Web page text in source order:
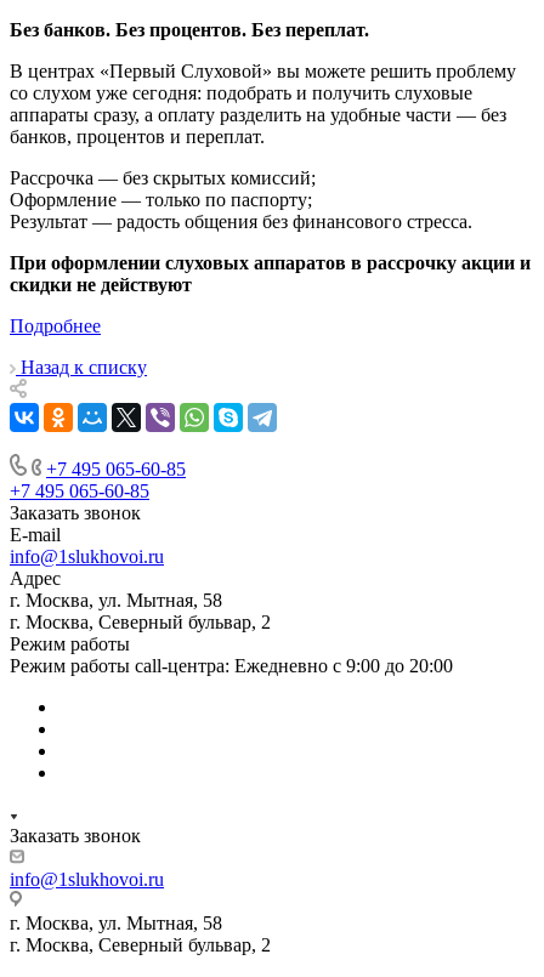
Без банков. Без процентов. Без переплат.
В центрах «Первый Слуховой» вы можете решить проблему
со слухом уже сегодня: подобрать и получить слуховые
аппараты сразу, а оплату разделить на удобные части — без
банков, процентов и переплат.
Рассрочка — без скрытых комиссий;
Оформление — только по паспорту;
Результат — радость общения без финансового стресса.
При оформлении слуховых аппаратов в рассрочку акции и
скидки не действуют
Подробнее
Назад к списку
+7 495 065-60-85
+7 495 065-60-85
Заказать звонок
E-mail
info@1slukhovoi.ru
Адрес
г. Москва, ул. Мытная, 58
г. Москва, Северный бульвар, 2
Режим работы
Режим работы call-центра: Ежедневно с 9:00 до 20:00
Заказать звонок
info@1slukhovoi.ru
г. Москва, ул. Мытная, 58
г. Москва, Северный бульвар, 2